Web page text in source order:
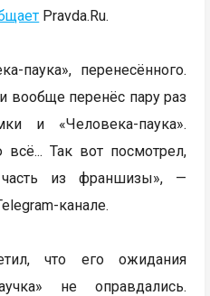
Pravda.Ru.
паука», перенесённого.
вообще перенёс пару раз
и «Человека-паука».
Так вот посмотрел,
из франшизы», —
канале.
что его ожидания
не оправдались.